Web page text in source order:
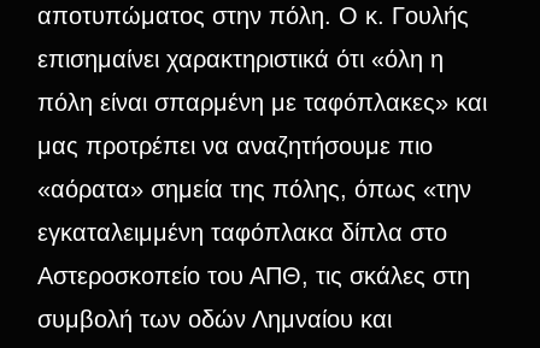
αποτυπώματος στην πόλη. Ο κ. Γουλής
επισημαίνει χαρακτηριστικά ότι «όλη η
πόλη είναι σπαρμένη με ταφόπλακες» και
μας προτρέπει να αναζητήσουμε πιο
«αόρατα» σημεία της πόλης, όπως «την
εγκαταλειμμένη ταφόπλακα δίπλα στο
Αστεροσκοπείο του ΑΠΘ, τις σκάλες στη
συμβολή των οδών Λημναίου και